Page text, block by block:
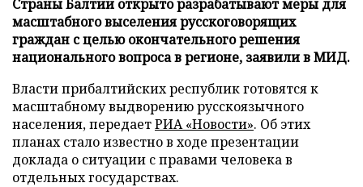
Страны Балтии открыто разрабатывают меры для
масштабного выселения русскоговорящих
граждан с целью окончательного решения
национального вопроса в регионе, заявили в МИД.
Власти прибалтийских республик готовятся к
масштабному выдворению русскоязычного
населения, передаетРИА «Новости». Об этих
планах стало известно в ходе презентации
доклада о ситуации с правами человека в
отдельных государствах.